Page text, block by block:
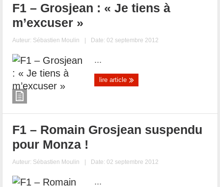
F1 – Grosjean : « Je tiens à
m’excuser »
Auteur: Sébastien Moulin | Date: 02 septembre 2012
...
lire article
F1 – Romain Grosjean suspendu
pour Monza !
Auteur: Sébastien Moulin | Date: 02 septembre 2012
...